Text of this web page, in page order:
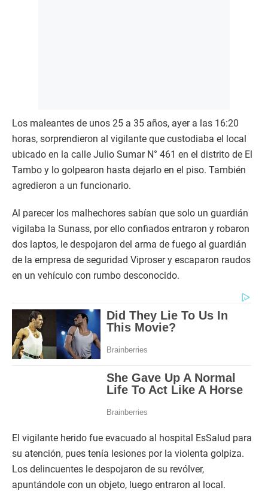
Los maleantes de unos 25 a 35 años, ayer a las 16:20
horas, sorprendieron al vigilante que custodiaba el local
ubicado en la calle Julio Sumar N° 461 en el distrito de El
Tambo y lo golpearon hasta dejarlo en el piso. También
agredieron a un funcionario.
Al parecer los malhechores sabían que solo un guardián
vigilaba la Sunass, por ello confiados entraron y robaron
dos laptos, le despojaron del arma de fuego al guardián
de la empresa de seguridad Viproser y escaparon raudos
en un vehículo con rumbo desconocido.
El vigilante herido fue evacuado al hospital EsSalud para
su atención, pues tenía lesiones por la violenta golpiza.
Los delincuentes le despojaron de su revólver,
apuntándole con un objeto, luego entraron al local.